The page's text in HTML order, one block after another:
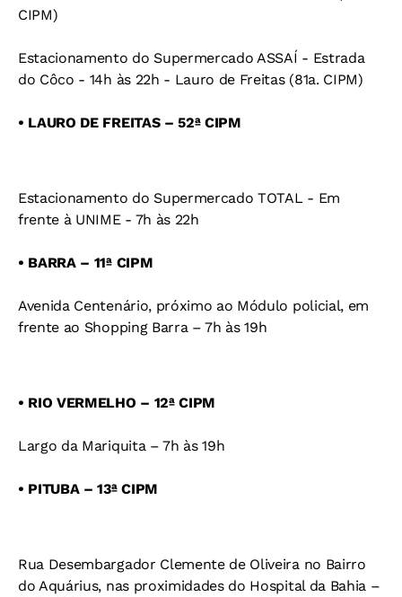
CIPM)
Estacionamento do Supermercado ASSAÍ - Estrada
do Côco - 14h às 22h - Lauro de Freitas (81a. CIPM)
• LAURO DE FREITAS – 52ª CIPM
Estacionamento do Supermercado TOTAL - Em
frente à UNIME - 7h às 22h
• BARRA – 11ª CIPM
Avenida Centenário, próximo ao Módulo policial, em
frente ao Shopping Barra – 7h às 19h
• RIO VERMELHO – 12ª CIPM
Largo da Mariquita – 7h às 19h
• PITUBA – 13ª CIPM
Rua Desembargador Clemente de Oliveira no Bairro
do Aquárius, nas proximidades do Hospital da Bahia –